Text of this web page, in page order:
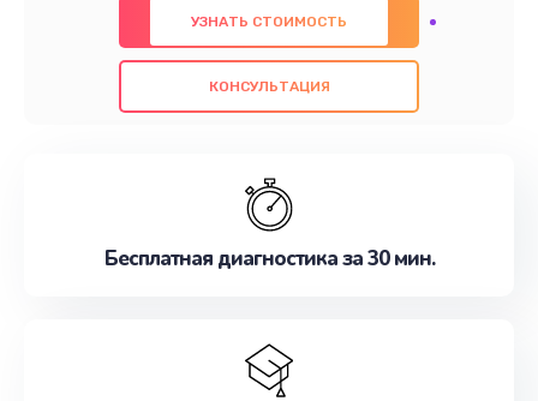
использованием оригинальных компонентов, а
также гарантируем качество всех
проведенных работ. Наша цель - предоставить
наилучшим образом. Не медлите записаться на
УЗНАТЬ СТОИМОСТЬ
КОНСУЛЬТАЦИЯ
Бесплатная диагностика за 30 мин.